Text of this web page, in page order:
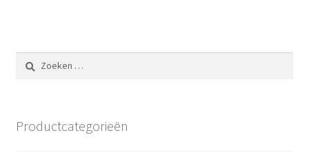
Zoeken
naar:
Productcategorieën